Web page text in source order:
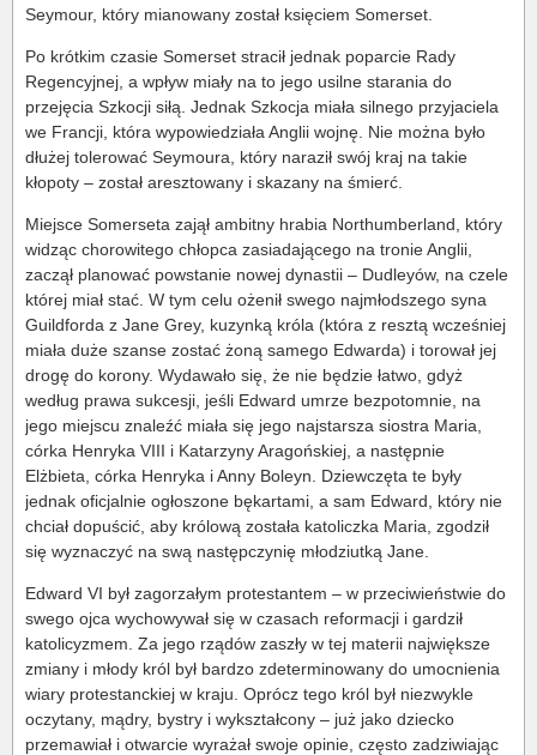
Seymour, który mianowany został księciem Somerset.
Po krótkim czasie Somerset stracił jednak poparcie Rady
Regencyjnej, a wpływ miały na to jego usilne starania do
przejęcia Szkocji siłą. Jednak Szkocja miała silnego przyjaciela
we Francji, która wypowiedziała Anglii wojnę. Nie można było
dłużej tolerować Seymoura, który naraził swój kraj na takie
kłopoty – został aresztowany i skazany na śmierć.
Miejsce Somerseta zajął ambitny hrabia Northumberland, który
widząc chorowitego chłopca zasiadającego na tronie Anglii,
zaczął planować powstanie nowej dynastii – Dudleyów, na czele
której miał stać. W tym celu ożenił swego najmłodszego syna
Guildforda z Jane Grey, kuzynką króla (która z resztą wcześniej
miała duże szanse zostać żoną samego Edwarda) i torował jej
drogę do korony. Wydawało się, że nie będzie łatwo, gdyż
według prawa sukcesji, jeśli Edward umrze bezpotomnie, na
jego miejscu znaleźć miała się jego najstarsza siostra Maria,
córka Henryka VIII i Katarzyny Aragońskiej, a następnie
Elżbieta, córka Henryka i Anny Boleyn. Dziewczęta te były
jednak oficjalnie ogłoszone bękartami, a sam Edward, który nie
chciał dopuścić, aby królową została katoliczka Maria, zgodził
się wyznaczyć na swą następczynię młodziutką Jane.
Edward VI był zagorzałym protestantem – w przeciwieństwie do
swego ojca wychowywał się w czasach reformacji i gardził
katolicyzmem. Za jego rządów zaszły w tej materii największe
zmiany i młody król był bardzo zdeterminowany do umocnienia
wiary protestanckiej w kraju. Oprócz tego król był niezwykle
oczytany, mądry, bystry i wykształcony – już jako dziecko
przemawiał i otwarcie wyrażał swoje opinie, często zadziwiając